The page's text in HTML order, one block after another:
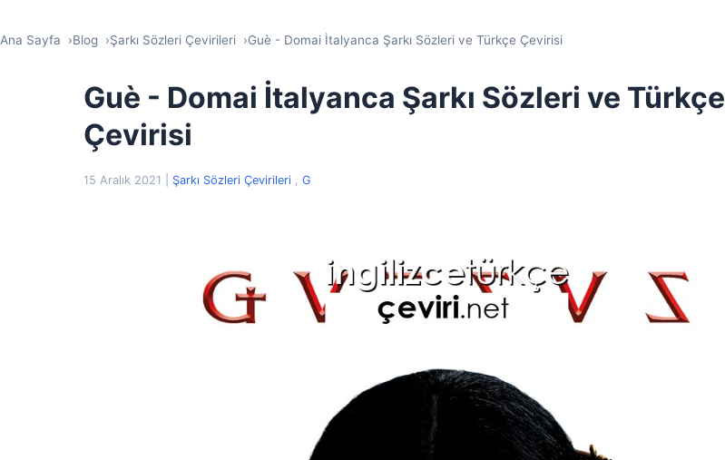
Ana Sayfa Blog Şarkı Sözleri Çevirileri Guè - Domai İtalyanca Şarkı Sözleri ve Türkçe Çevirisi
Guè - Domai İtalyanca Şarkı Sözleri ve Türkçe
Çevirisi
15 Aralık 2021 Şarkı Sözleri Çevirileri , G